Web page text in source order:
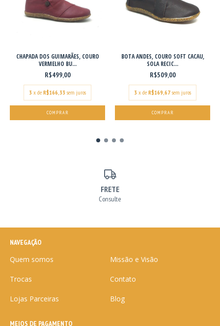
CHAPADA DOS GUIMARÃES, COURO
VERMELHO BU...
R$499,00
3 x de R$166,33 sem juros
COMPRAR
BOTA ANDES, COURO SOFT CACAU,
SOLA RECIC...
R$509,00
3 x de R$169,67 sem juros
COMPRAR
FRETE
Consulte
NAVEGAÇÃO
Quem somos Missão e Visão
Trocas Contato
Lojas Parceiras Blog
MEIOS DE PAGAMENTO